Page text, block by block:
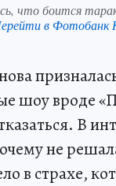
что боится
в Фотобанк
шоу вроде
В
не
в страхе,